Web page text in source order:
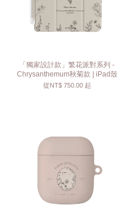
「獨家設計款」繁花派對系列 -
Chrysanthemum秋菊款 | iPad殼
從NT$ 750.00 起